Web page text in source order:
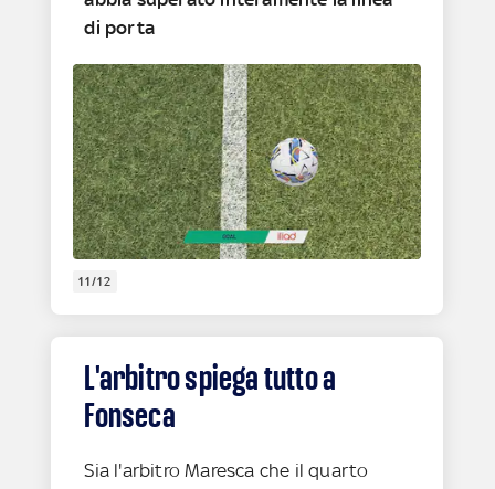
di porta
11/12
L'arbitro spiega tutto a
Fonseca
Sia l'arbitro Maresca che il quarto